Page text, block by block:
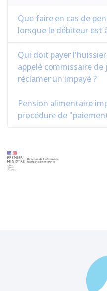
Que faire en cas de
lorsque le débiteur est
Qui doit payer
appelé commissaire
réclamer un impayé ?
Pension alimentaire
procédure de